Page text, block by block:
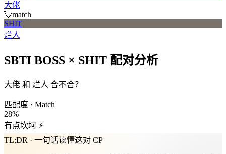
大佬
💘match
SHIT
烂人
SBTI BOSS × SHIT 配对分析
大佬 和 烂人 合不合？
匹配度 · Match
28%
有点坎坷 ⚡
TL;DR · 一句话读懂这对 CP